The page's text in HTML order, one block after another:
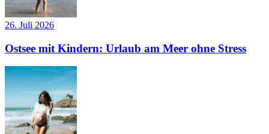
26. Juli 2026
Ostsee mit Kindern: Urlaub am Meer ohne Stress